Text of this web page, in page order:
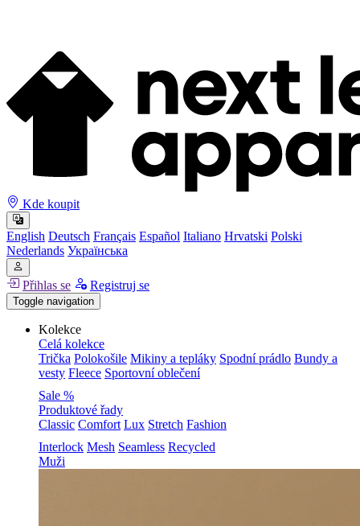
Kde koupit
English Deutsch Français Español Italiano Hrvatski Polski
Nederlands Українська
Přihlas se Registruj se
Toggle navigation
Kolekce
Celá kolekce
Trička Polokošile Mikiny a tepláky Spodní prádlo Bundy a
vesty Fleece Sportovní oblečení
Sale %
Produktové řady
Classic Comfort Lux Stretch Fashion
Interlock Mesh Seamless Recycled
Muži